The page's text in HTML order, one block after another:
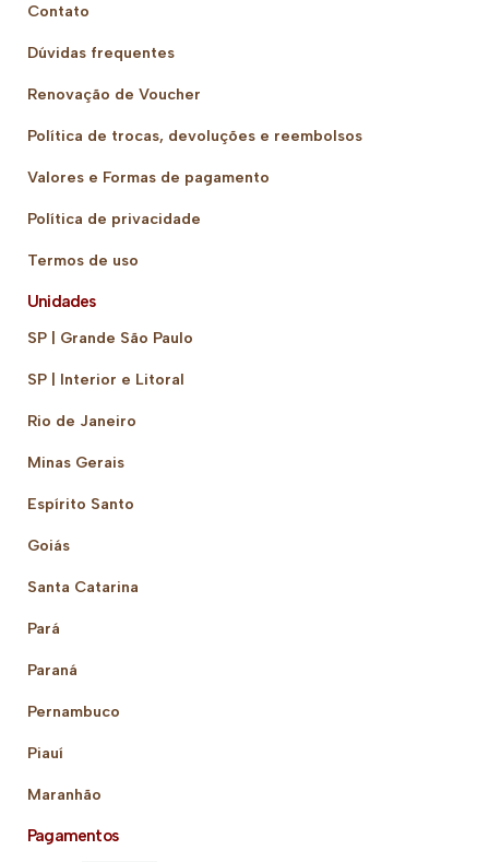
Contato
Dúvidas frequentes
Renovação de Voucher
Política de trocas, devoluções e reembolsos
Valores e Formas de pagamento
Política de privacidade
Termos de uso
Unidades
SP | Grande São Paulo
SP | Interior e Litoral
Rio de Janeiro
Minas Gerais
Espírito Santo
Goiás
Santa Catarina
Pará
Paraná
Pernambuco
Piauí
Maranhão
Pagamentos